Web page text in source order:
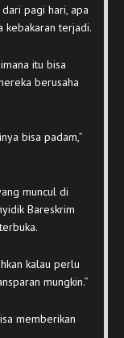
pagi hari, apa
kebakaran terjadi.
itu bisa
berusaha
bisa padam,”
muncul di
Bareskrim
kalau perlu
mungkin.”
memberikan